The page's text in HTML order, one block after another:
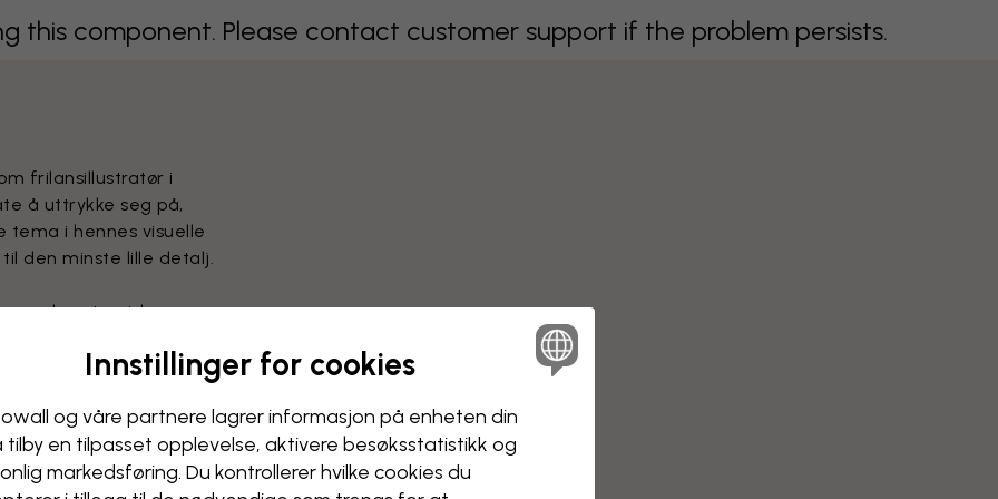
this component. Please contact customer support if the problem persists.
frilansillustratør i
å uttrykke seg på,
i hennes visuelle
den minste lille detalj.
kunstneriske prosess
Hennes surrealistiske og
digital bearbeiding.
Innstillinger for cookies
og våre partnere lagrer informasjon på enheten din
tilby en tilpasset opplevelse, aktivere besøks­statistikk og
markedsføring. Du kontrollerer hvilke cookies du